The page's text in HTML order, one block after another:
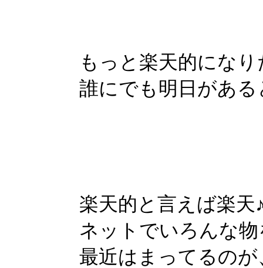
もっと楽天的にな
誰にでも明日があ
楽天的と言えば楽天
ネットでいろんな
最近はまってるの